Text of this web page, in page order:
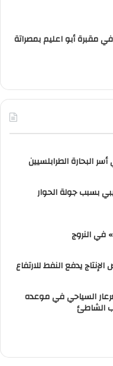
مقبرة أبو اعليم بمصراتة
بسبب جولة الحوار
في النروج
يدفع النفط للارتفاع
السياحي في موعده
الشاطئ